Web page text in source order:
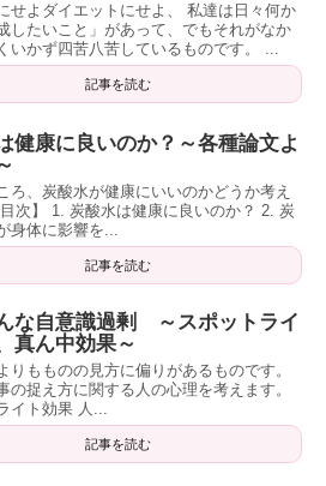
せよダイエットにせよ、 私達は日々何か
したいこと」があって、でもそれがなか
いかず四苦八苦しているものです。 ...
記事を読む
健康に良いのか？～各種論文よ
ろ、炭酸水が健康にいいのかどうか考え
次】 1. 炭酸水は健康に良いのか？ 2. 炭
身体に影響を...
記事を読む
な自意識過剰 ～スポットライ
真ん中効果～
りもものの見方に偏りがあるものです。
の捉え方に関する人の心理を考えます。
イト効果 人...
記事を読む